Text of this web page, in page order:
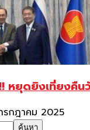
หยุดยิงเที่ยงคื
รกฎาคม 2025